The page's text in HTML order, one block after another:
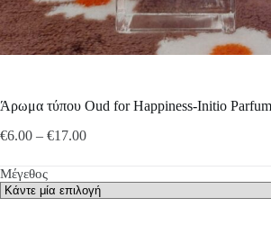
Άρωμα τύπου Oud for Happiness-Initio
€6.00 – €17.00Price
through
€17.00
Μέγεθος